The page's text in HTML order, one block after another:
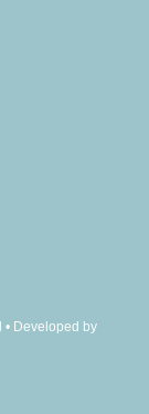
• Developed by